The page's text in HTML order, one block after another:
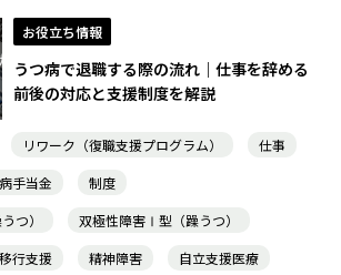
お役立ち情報
うつ病で退職する際の流れ｜仕事を辞める
前後の対応と支援制度を解説
リワーク（復職支援プログラム）
仕事
手当金
制度
つ）
双極性障害Ⅰ型（躁うつ）
行支援 精神障害
自立支援医療